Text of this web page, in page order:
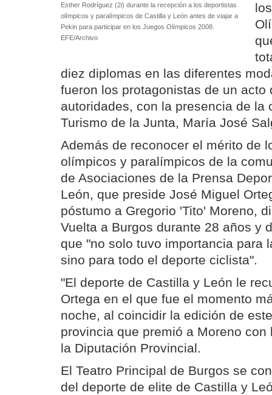
Esther Rodríguez (2i) durante la recepción a los deportistas
olímpicos y paralímpicos de Castilla y León antes de viajar a
Pekin para participar en los Juegos Olímpicos 2008.
EFE/Archivo
diez diplomas en las diferentes
fueron los protagonistas de un acto
autoridades, con la presencia de la
Turismo de la Junta, María José
Además de reconocer el mérito de
olímpicos y paralímpicos de la
de Asociaciones de la Prensa
León, que preside José Miguel
póstumo a Gregorio 'Tito' Moreno,
Vuelta a Burgos durante 28 años y
que "no solo tuvo importancia para
sino para todo el deporte ciclista".
"El deporte de Castilla y León le
Ortega en el que fue el momento
noche, al coincidir la edición de
provincia que premió a Moreno con
la Diputación Provincial.
El Teatro Principal de Burgos se
del deporte de elite de Castilla y